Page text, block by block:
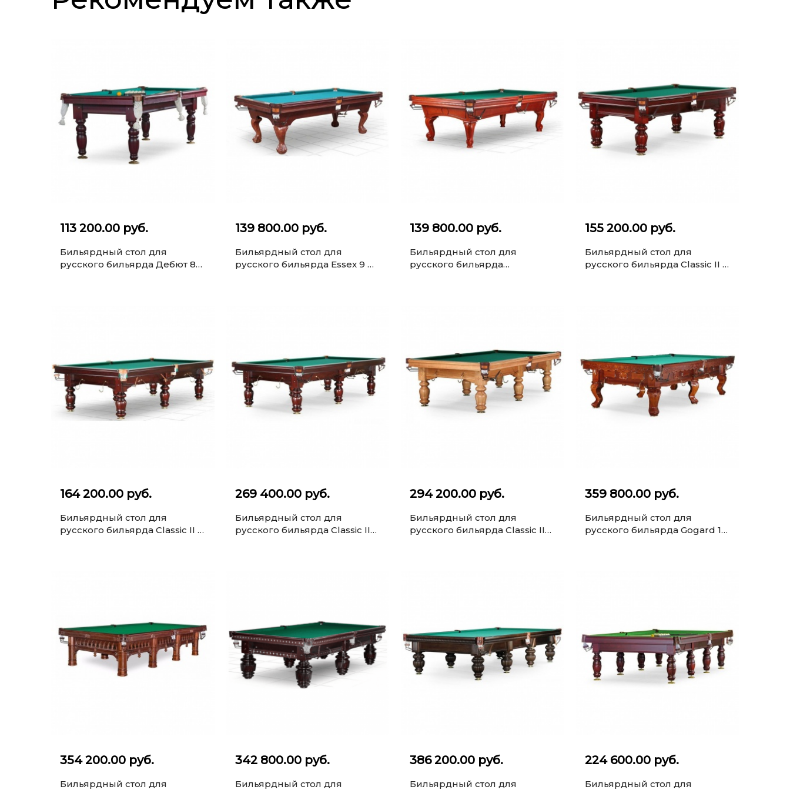
113 200.00 руб.
Бильярдный стол для
русского бильярда Дебют 8
139 800.00 руб.
Бильярдный стол для
русского бильярда Essex 9 ф
139 800.00 руб.
Бильярдный стол для
русского бильярда
155 200.00 руб.
Бильярдный стол для
русского бильярда Classic II 9
164 200.00 руб.
Бильярдный стол для
русского бильярда Classic II 9
269 400.00 руб.
Бильярдный стол для
русского бильярда Classic II
294 200.00 руб.
Бильярдный стол для
русского бильярда Classic II
359 800.00 руб.
Бильярдный стол для
русского бильярда Gogard 10
354 200.00 руб.
Бильярдный стол для
342 800.00 руб.
Бильярдный стол для
386 200.00 руб.
Бильярдный стол для
224 600.00 руб.
Бильярдный стол для